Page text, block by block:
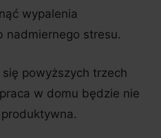
wypalenia
nadmiernego stresu.
powyższych trzech
w domu będzie nie